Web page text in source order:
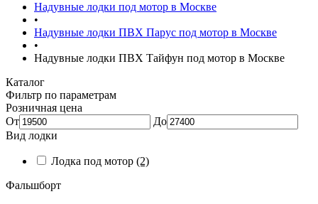
Надувные лодки под мотор в Москве
•
Надувные лодки ПВХ Парус под мотор в Москве
•
Надувные лодки ПВХ Тайфун под мотор в Москве
Каталог
Фильтр по параметрам
Розничная цена
От
До
Вид лодки
Лодка под мотор (2)
Фальшборт